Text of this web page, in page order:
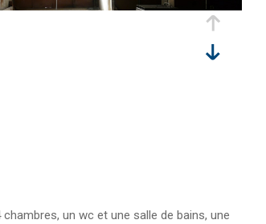
un wc et une salle de bains, une